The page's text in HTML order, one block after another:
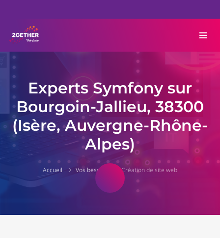
Experts Symfony sur
Bourgoin-Jallieu, 38300
(Isère, Auvergne-Rhône-
Alpes)
Accueil Vos besoins Création de site web